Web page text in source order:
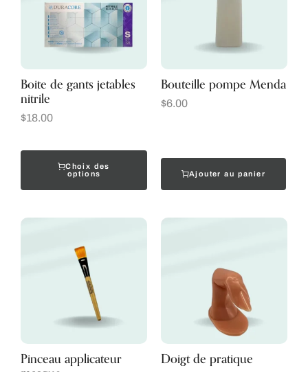
Boite de gants jetables
nitrile
$18.00
Choix des
options
Bouteille pompe Menda
$6.00
Ajouter au panier
Pinceau applicateur Doigt de pratique